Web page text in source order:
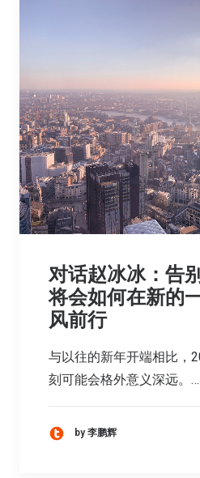
对话赵冰冰：告
将会如何在新的
风前行
与以往的新年开端相比，
刻可能会格外意义深远。…
by 李鹏辉